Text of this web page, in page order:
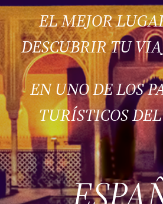
EL MEJOR
DESCUBRIR TU
EN UNO DE LOS
TURÍSTICOS